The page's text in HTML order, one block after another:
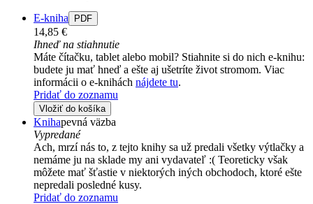
E-kniha PDF
14,85 €
Ihneď na stiahnutie
Máte čítačku, tablet alebo mobil? Stiahnite si do nich e-knihu:
budete ju mať hneď a ešte aj ušetríte život stromom. Viac
informácii o e-knihách nájdete tu.
Pridať do zoznamu
Vložiť do košíka
Knihapevná väzba
Vypredané
Ach, mrzí nás to, z tejto knihy sa už predali všetky výtlačky a
nemáme ju na sklade my ani vydavateľ :( Teoreticky však
môžete mať šťastie v niektorých iných obchodoch, ktoré ešte
nepredali posledné kusy.
Pridať do zoznamu